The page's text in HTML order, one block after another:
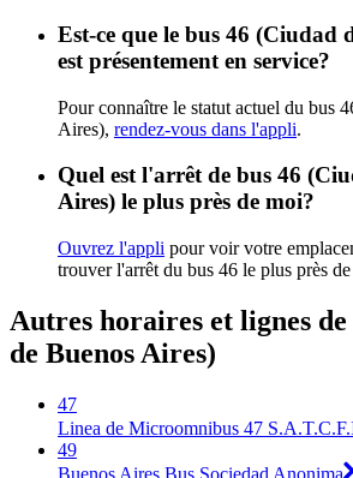
Est-ce que le bus 46 (Ciudad
est présentement en service?
Pour connaître le statut actuel du bus
Aires), rendez-vous dans l'appli.
Quel est l'arrêt de bus 46
Aires) le plus près de moi?
Ouvrez l'appli pour voir votre
trouver l'arrêt du bus 46 le plus près
Autres horaires et lignes
de Buenos Aires)
47
Linea de Microomnibus 47
49
Buenos Aires Bus Sociedad Anonima